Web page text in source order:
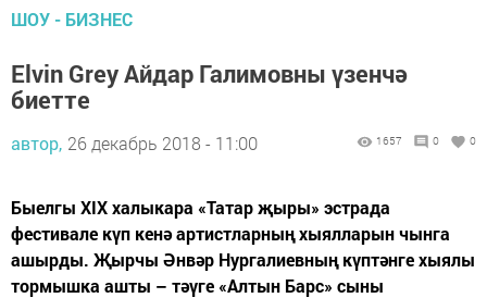
ШОУ - БИЗНЕС
Elvin Grey Айдар Галимовны үзенчә
биетте
автор, 26 декабрь 2018 - 11:00 1657 0 0
Быелгы XIX халыкара «Татар җыры» эстрада
фестивале күп кенә артистларның хыялларын чынга
ашырды. Җырчы Әнвәр Нургалиевның күптәнге хыялы
тормышка ашты – тәүге «Алтын Барс» сыны